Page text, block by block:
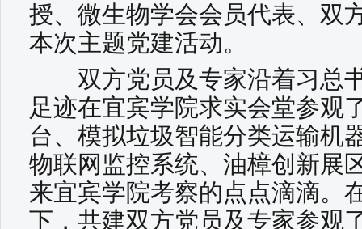
授、微生物学会会员代表、双
本次主题党建活动。
双方党员及专家沿着习总
足迹在宜宾学院求实会堂参观
台、模拟垃圾智能分类运输机
物联网监控系统、油樟创新展
来宜宾学院考察的点点滴滴。
下，共建双方党员及专家参观